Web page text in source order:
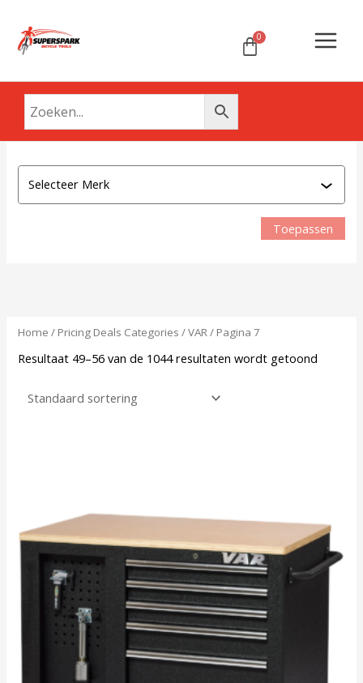
naar
Menu
e
Toepassen
Home / Pricing Deals Categories /VAR/ Pagina 7
Resultaat 49–56 van de 1044 resultaten wordt getoond